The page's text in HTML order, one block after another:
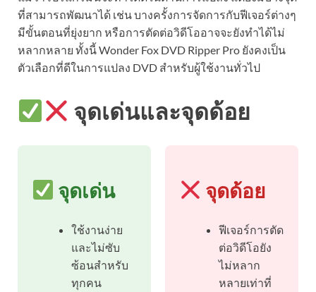
ที่สามารถพัฒนาได้ เช่น บางครั้งการจัดการกับฟีเจอร์ต่างๆ
มีขั้นตอนที่ยุ่งยาก หรือการตัดต่อวิดีโออาจจะยังทำได้ไม่
หลากหลาย ทั้งนี้ Wonder Fox DVD Ripper Pro ยังคงเป็น
ตัวเลือกที่ดีในการแปลง DVD สำหรับผู้ใช้งานทั่วไป
จุดเด่นและจุดด้อย
จุดเด่น
ใช้งานง่าย
และไม่ซับ
ซ้อนสำหรับ
ทุกคน
จุดด้อย
ฟีเจอร์การตัด
ต่อวิดีโอยัง
ไม่หลาก
หลายเท่าที่